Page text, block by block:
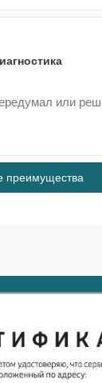
или
преимущества